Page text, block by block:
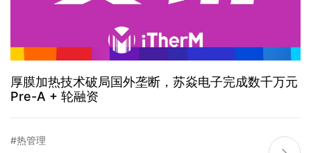
厚膜加热技术破局国外垄断，苏焱电子完成数千万元
Pre-A + 轮融资
#热管理